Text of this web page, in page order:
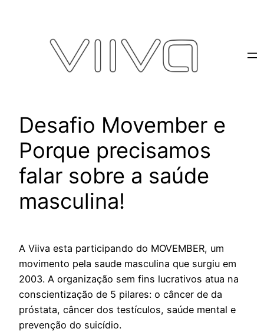
Desafio Movember e
Porque precisamos
falar sobre a saúde
masculina!
A Viiva esta participando do MOVEMBER, um
movimento pela saude masculina que surgiu em
2003. A organização sem fins lucrativos atua na
conscientização de 5 pilares: o câncer de da
próstata, câncer dos testículos, saúde mental e
prevenção do suicídio.